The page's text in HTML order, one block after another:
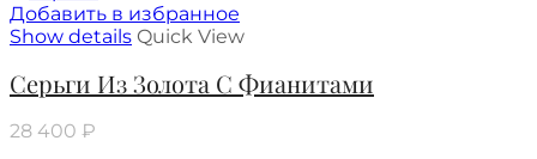
Добавить в избранное
Show details Quick View
Серьги Из Золота С Фианитами
28 400 ₽